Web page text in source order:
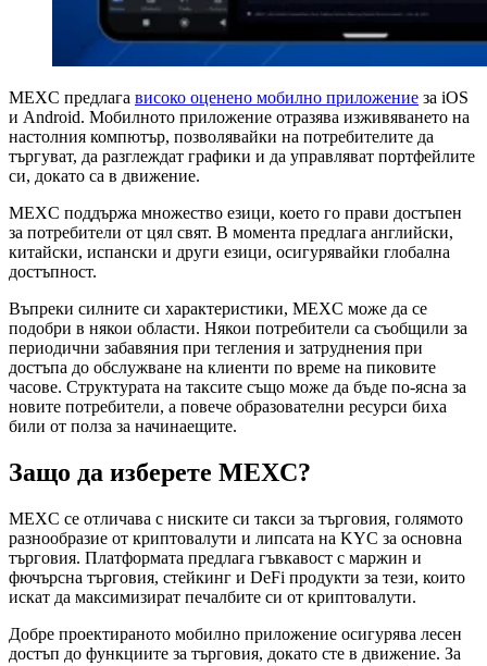
MEXC предлага високо оценено мобилно приложение за iOS
и Android. Мобилното приложение отразява изживяването на
настолния компютър, позволявайки на потребителите да
търгуват, да разглеждат графики и да управляват портфейлите
си, докато са в движение.
MEXC поддържа множество езици, което го прави достъпен
за потребители от цял свят. В момента предлага английски,
китайски, испански и други езици, осигурявайки глобална
достъпност.
Въпреки силните си характеристики, MEXC може да се
подобри в някои области. Някои потребители са съобщили за
периодични забавяния при тегления и затруднения при
достъпа до обслужване на клиенти по време на пиковите
часове. Структурата на таксите също може да бъде по-ясна за
новите потребители, а повече образователни ресурси биха
били от полза за начинаещите.
Защо да изберете MEXC?
MEXC се отличава с ниските си такси за търговия, голямото
разнообразие от криптовалути и липсата на KYC за основна
търговия. Платформата предлага гъвкавост с маржин и
фючърсна търговия, стейкинг и DeFi продукти за тези, които
искат да максимизират печалбите си от криптовалути.
Добре проектираното мобилно приложение осигурява лесен
достъп до функциите за търговия, докато сте в движение. За